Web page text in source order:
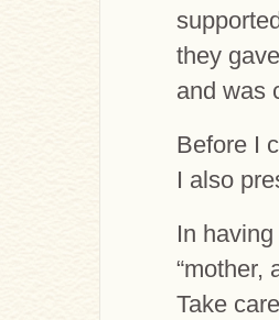
they
and was
Before I
I also
In
“mother,
Take